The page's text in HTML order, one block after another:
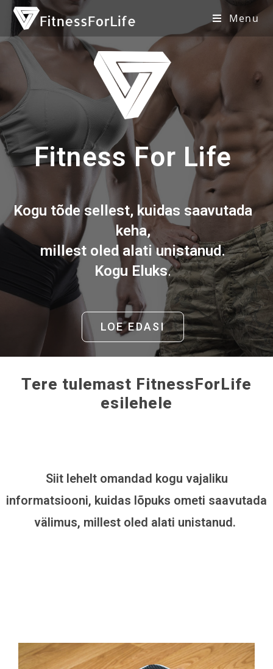
Menu
Fitness For Life
Kogu tõde sellest, kuidas saavutada
keha,
millest oled alati unistanud.
Kogu Eluks.
LOE EDASI
Tere tulemast FitnessForLife
esilehele
Siit lehelt omandad kogu vajaliku
informatsiooni, kuidas lõpuks ometi saavutada
välimus, millest oled alati unistanud.